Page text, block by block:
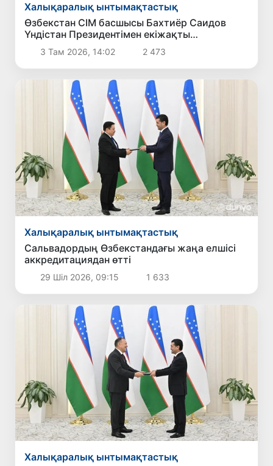
Халықаралық ынтымақтастық
Өзбекстан СІМ басшысы Бахтиёр Саидов
Үндістан Президентімен екіжақты
байланыстарды нығайту мәселелерін
талқылады
3 Там 2026, 14:02 2 473
Халықаралық ынтымақтастық
Сальвадордың Өзбекстандағы жаңа елшісі
аккредитациядан өтті
29 Шіл 2026, 09:15 1 633
Халықаралық ынтымақтастық